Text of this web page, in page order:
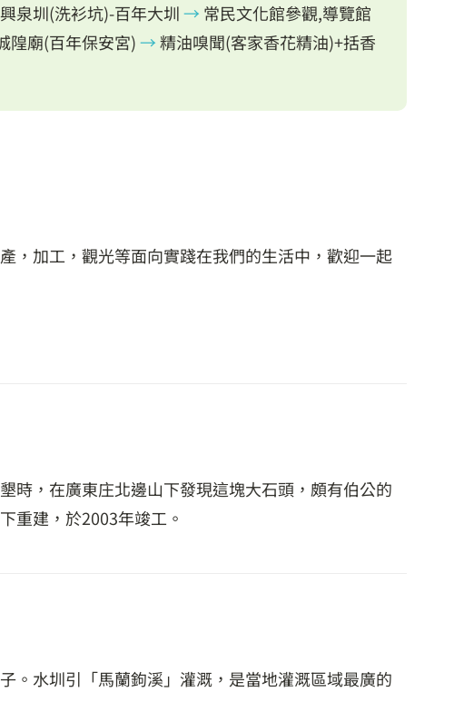
興泉圳(洗衫坑)-百年大圳→ 常民文化館參觀,導覽館
隍廟(百年保安宮)→精油嗅聞(客家香花精油)+括香
，加工，觀光等面向實踐在我們的生活中，歡迎一起
時，在廣東庄北邊山下發現這塊大石頭，頗有伯公的
重建，於2003年竣工。
。水圳引「馬蘭鉤溪」灌溉，是當地灌溉區域最廣的